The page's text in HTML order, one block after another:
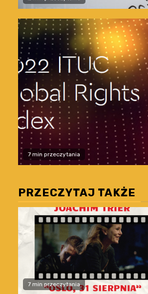
7 min przeczytania
PRZECZYTAJ TAKŻE
7 min przeczytania